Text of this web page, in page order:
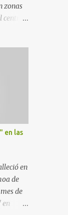
zonas
centro
los
,
has
y
Otro
de
en las
en
de
de
en